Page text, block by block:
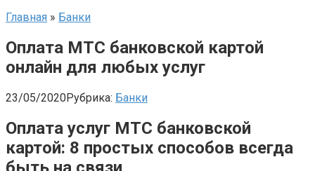
Главная » Банки
Оплата МТС банковской картой
онлайн для любых услуг
23/05/2020Рубрика: Банки
Оплата услуг МТС банковской
картой: 8 простых способов всегда